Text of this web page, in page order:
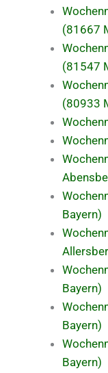
(81667
(81547
(80933
Bayern)
Bayern)
Bayern)
Bayern)